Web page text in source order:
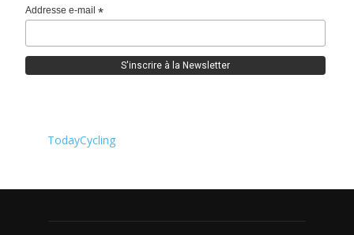
Addresse e-mail*
TodayCycling